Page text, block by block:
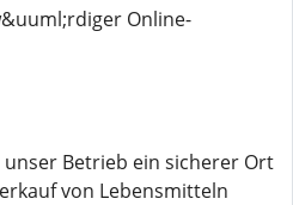
Online-
Betrieb ein sicherer Ort
von Lebensmitteln